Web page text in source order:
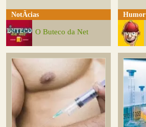
NotÃ­cias
O Buteco da Net
Humor